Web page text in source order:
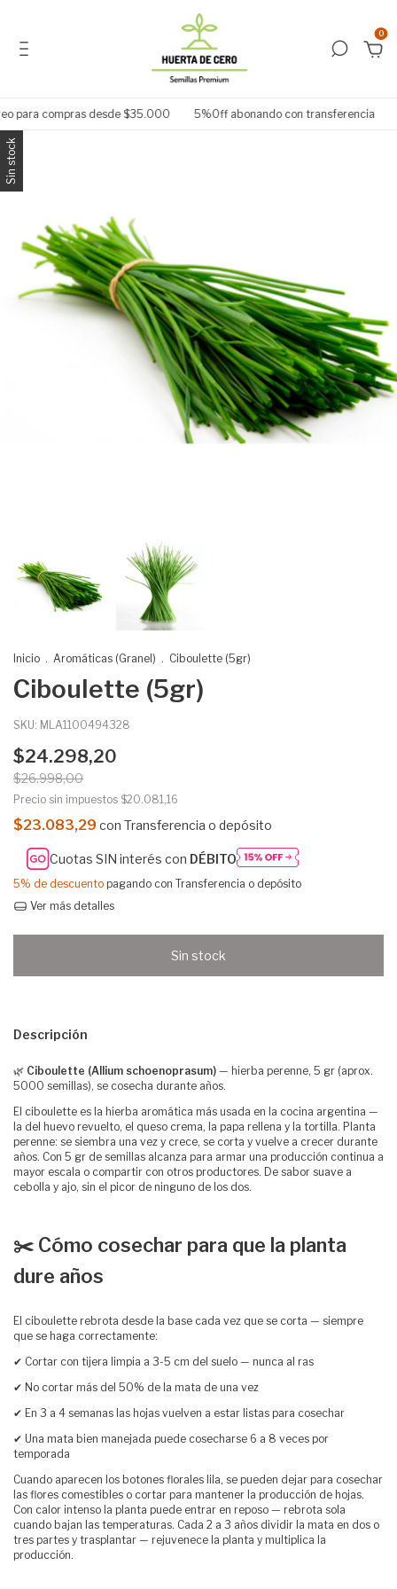
0
para compras desde $35.000 5%Off abonando con transferencia
Sin stock
Inicio . Aromáticas (Granel) . Ciboulette (5gr)
Ciboulette (5gr)
SKU: MLA1100494328
$24.298,20
$26.998,00
Precio sin impuestos $20.081,16
$23.083,29 con Transferencia o depósito
Cuotas SIN interés con DÉBITO
5% de descuento pagando con Transferencia o depósito
Ver más detalles
Descripción
🌿 Ciboulette (Allium schoenoprasum) — hierba perenne, 5 gr (aprox.
5000 semillas), se cosecha durante años.
El ciboulette es la hierba aromática más usada en la cocina argentina —
la del huevo revuelto, el queso crema, la papa rellena y la tortilla. Planta
perenne: se siembra una vez y crece, se corta y vuelve a crecer durante
años. Con 5 gr de semillas alcanza para armar una producción continua a
mayor escala o compartir con otros productores. De sabor suave a
cebolla y ajo, sin el picor de ninguno de los dos.
✂️ Cómo cosechar para que la planta
dure años
El ciboulette rebrota desde la base cada vez que se corta — siempre
que se haga correctamente:
✔ Cortar con tijera limpia a 3-5 cm del suelo — nunca al ras
✔ No cortar más del 50% de la mata de una vez
✔ En 3 a 4 semanas las hojas vuelven a estar listas para cosechar
✔ Una mata bien manejada puede cosecharse 6 a 8 veces por
temporada
Cuando aparecen los botones florales lila, se pueden dejar para cosechar
las flores comestibles o cortar para mantener la producción de hojas.
Con calor intenso la planta puede entrar en reposo — rebrota sola
cuando bajan las temperaturas. Cada 2 a 3 años dividir la mata en dos o
tres partes y trasplantar — rejuvenece la planta y multiplica la
producción.